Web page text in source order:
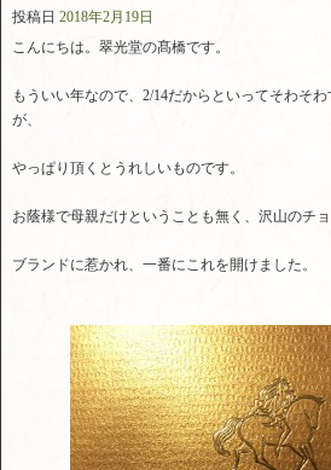
投稿日 2018年2月19日
こんにちは。翠光堂の髙橋です。
もういい年なので、2/14だからといってそわそ
が、
やっぱり頂くとうれしいものです。
お蔭様で母親だけということも無く、沢山のチ
ブランドに惹かれ、一番にこれを開けました。